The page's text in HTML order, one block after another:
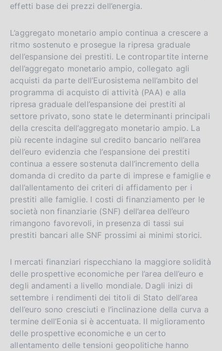
effetti base dei prezzi dell’energia.
L’aggregato monetario ampio continua a crescere a
ritmo sostenuto e prosegue la ripresa graduale
dell’espansione dei prestiti. Le contropartite interne
dell’aggregato monetario ampio, collegato agli
acquisti da parte dell’Eurosistema nell’ambito del
programma di acquisto di attività (PAA) e alla
ripresa graduale dell’espansione dei prestiti al
settore privato, sono state le determinanti principali
della crescita dell’aggregato monetario ampio. La
più recente indagine sul credito bancario nell’area
dell’euro evidenzia che l’espansione dei prestiti
continua a essere sostenuta dall’incremento della
domanda di credito da parte di imprese e famiglie e
dall’allentamento dei criteri di affidamento per i
prestiti alle famiglie. I costi di finanziamento per le
società non finanziarie (SNF) dell’area dell’euro
rimangono favorevoli, in presenza di tassi sui
prestiti bancari alle SNF prossimi ai minimi storici.
I mercati finanziari rispecchiano la maggiore solidità
delle prospettive economiche per l’area dell’euro e
degli andamenti a livello mondiale. Dagli inizi di
settembre i rendimenti dei titoli di Stato dell’area
dell’euro sono cresciuti e l’inclinazione della curva a
termine dell’Eonia si è accentuata. Il miglioramento
delle prospettive economiche e un certo
allentamento delle tensioni geopolitiche hanno